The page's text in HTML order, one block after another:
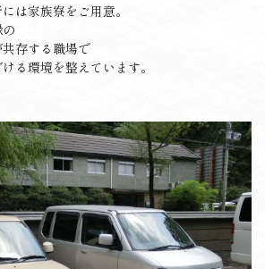
は家族寮をご用意。
存する職場で
る環境を整えています。